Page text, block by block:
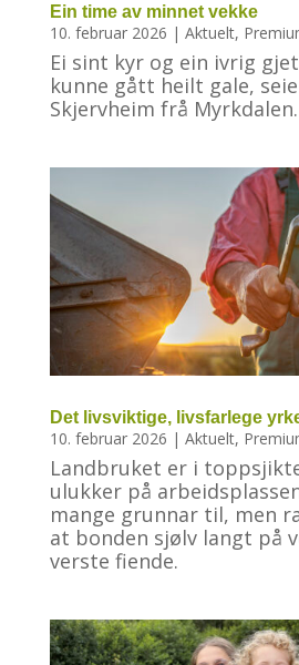
Ein time av minnet vekke
10. februar 2026 | Aktuelt,
Ei sint kyr og ein ivrig
kunne gått heilt gale,
Skjervheim frå Myrkdalen.
Det livsviktige, livsfarlege
10. februar 2026 | Aktuelt,
Landbruket er i
ulukker på
mange grunnar til, men
at bonden sjølv langt på
verste fiende.